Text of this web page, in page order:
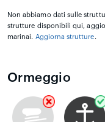
Non abbiamo dati sulle
strutture disponibili qui,
marinai. Aggiorna strutture.
Ormeggio